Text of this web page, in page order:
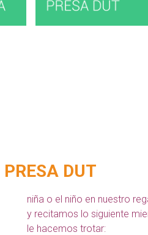
DUT
niña o el niño en nuestro
y recitamos lo siguiente
le hacemos trotar: